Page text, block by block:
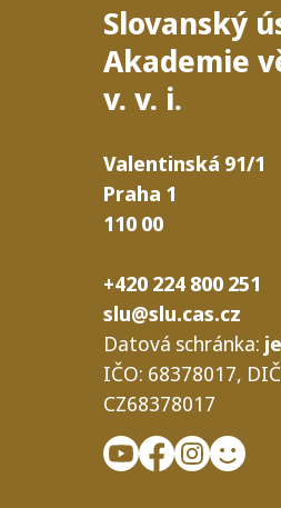
Slovanský
Akademie
v. v. i.
Valentinská 91/​1
Praha 1
110 00
+420 224 800 251
slu@slu.cas.cz
Datová schrán­ka:
IČO: 68378017, DIČ
CZ68378017